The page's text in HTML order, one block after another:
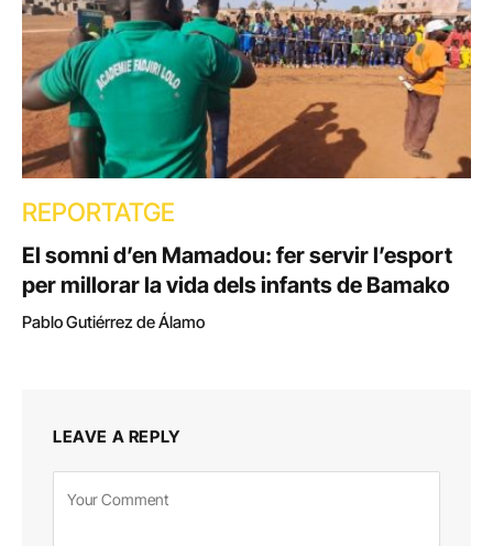
REPORTATGE
El somni d’en Mamadou: fer servir l’esport
per millorar la vida dels infants de Bamako
Pablo Gutiérrez de Álamo
LEAVE A REPLY